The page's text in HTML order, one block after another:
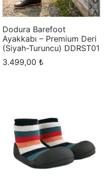
Dodura Barefoot
Ayakkabı – Premium Deri
(Siyah-Turuncu) DDRST01
3.499,00 ₺